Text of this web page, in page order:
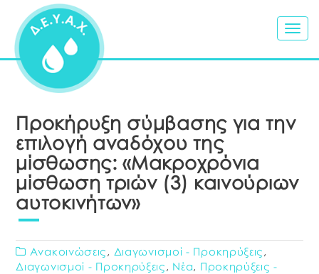
Προκήρυξη σύμβασης για την
επιλογή αναδόχου της
μίσθωσης: «Μακροχρόνια
μίσθωση τριών (3) καινούριων
αυτοκινήτων»
Ανακοινώσεις , Διαγωνισμοί - Προκηρύξεις ,
Διαγωνισμοί - Προκηρύξεις , Νέα, Προκηρύξεις -